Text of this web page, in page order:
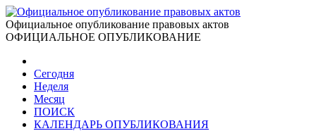
Официальное опубликование правовых актов
ОФИЦИАЛЬНОЕ ОПУБЛИКОВАНИЕ
Сегодня
Неделя
Месяц
ПОИСК
КАЛЕНДАРЬ ОПУБЛИКОВАНИЯ